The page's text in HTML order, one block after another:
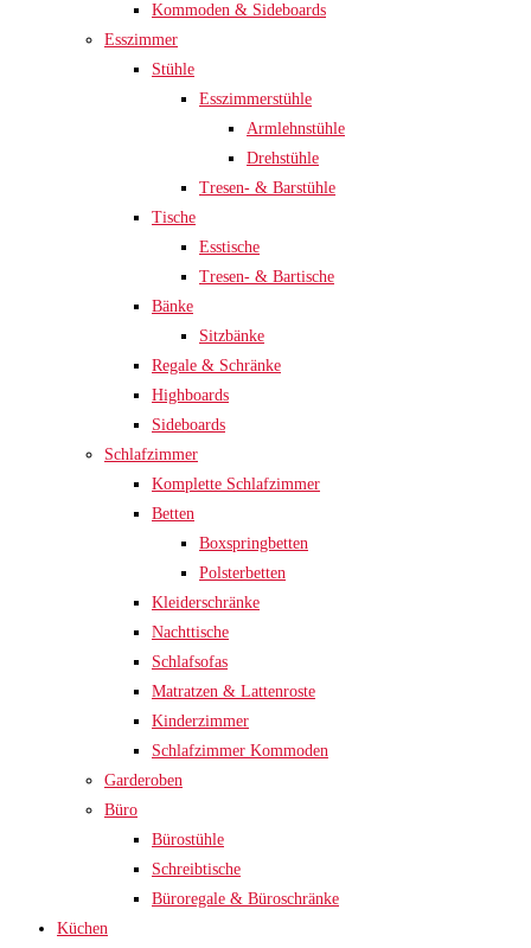
Kommoden & Sideboards
Esszimmer
Stühle
Esszimmerstühle
Armlehnstühle
Drehstühle
Tresen- & Barstühle
Tische
Esstische
Tresen- & Bartische
Bänke
Sitzbänke
Regale & Schränke
Highboards
Sideboards
Schlafzimmer
Komplette Schlafzimmer
Betten
Boxspringbetten
Polsterbetten
Kleiderschränke
Nachttische
Schlafsofas
Matratzen & Lattenroste
Kinderzimmer
Schlafzimmer Kommoden
Garderoben
Büro
Bürostühle
Schreibtische
Büroregale & Büroschränke
Küchen